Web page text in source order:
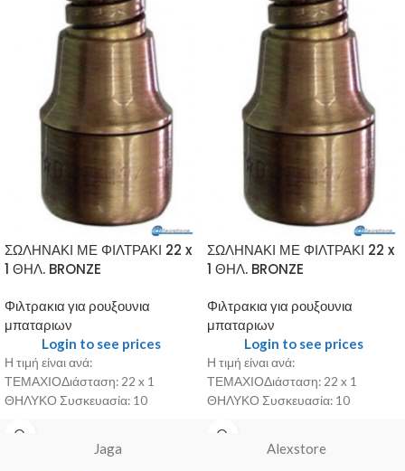
ΣΩΛΗΝΑΚΙ ΜΕ ΦΙΛΤΡΑΚΙ 22 x
1 ΘΗΛ. BRONZE
Φιλτρακια για ρουξουνια
μπαταριων
Login to see prices
Η τιμή είναι ανά:
ΤΕΜΑΧΙΟΔιάσταση: 22 x 1
ΘΗΛΥΚΟ Συσκευασία: 10
ΣΩΛΗΝΑΚΙ ΜΕ ΦΙΛΤΡΑΚΙ 22 x
1 ΘΗΛ. BRONZE
Φιλτρακια για ρουξουνια
μπαταριων
Login to see prices
Η τιμή είναι ανά:
ΤΕΜΑΧΙΟΔιάσταση: 22 x 1
ΘΗΛΥΚΟ Συσκευασία: 10
Jaga Alexstore